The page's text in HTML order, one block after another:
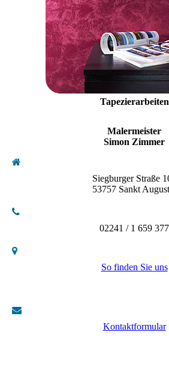
Tapezierarbeiten
Malermeister
Simon Zimmer
Siegburger Straße
53757 Sankt
02241 / 1 659 377
So finden Sie uns
Kontaktformular